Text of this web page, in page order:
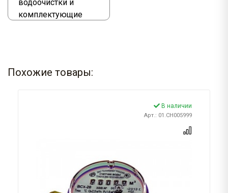
водоочистки и
комплектующие
Похожие товары:
В наличии
Арт.: 01.CH005999